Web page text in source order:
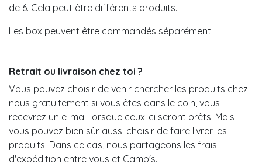
de 6. Cela peut être différents produits.
Les box peuvent être commandés séparément.
Retrait ou livraison chez toi ?
Vous pouvez choisir de venir chercher les produits chez
nous gratuitement si vous êtes dans le coin, vous
recevrez un e-mail lorsque ceux-ci seront prêts. Mais
vous pouvez bien sûr aussi choisir de faire livrer les
produits. Dans ce cas, nous partageons les frais
d'expédition entre vous et Camp's.